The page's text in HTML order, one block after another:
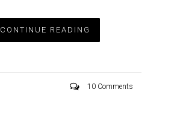
CONTINUE READING
10 Comments